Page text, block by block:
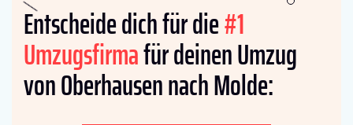
Entscheide dich für die#1
Umzugsfirmafür deinen Umzug
von Oberhausen nach Molde: